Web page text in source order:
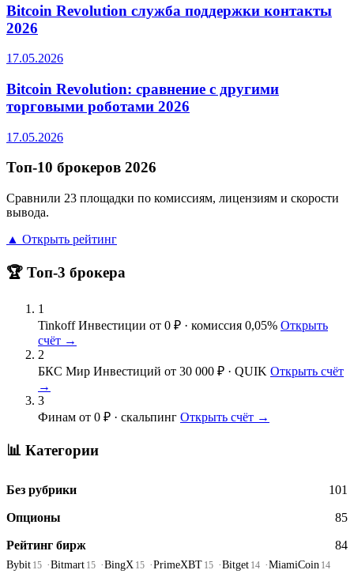
Bitcoin Revolution служба поддержки контакты
2026
17.05.2026
Bitcoin Revolution: сравнение с другими
торговыми роботами 2026
17.05.2026
Топ-10 брокеров 2026
Сравнили 23 площадки по комиссиям, лицензиям и скорости
вывода.
▲ Открыть рейтинг
🏆 Топ-3 брокера
1
Tinkoff Инвестиции от 0 ₽ · комиссия 0,05% Открыть
счёт →
2
БКС Мир Инвестиций от 30 000 ₽ · QUIK Открыть счёт
→
3
Финам от 0 ₽ · скальпинг Открыть счёт →
📊 Категории
Без рубрики 101
Опционы 85
Рейтинг бирж 84
Bybit 15 Bitmart 15 BingX 15 PrimeXBT 15 Bitget 14 MiamiCoin 14